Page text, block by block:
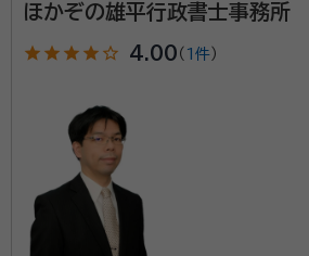
アーリークロス副代表、税理士、行政書士
続したい。でもどこに相談したら良
産分割で揉めないかな... 税務調査
配... 相続税の申告はとても専門性が高く、通常の会計
事務所では申告自体をあまり取り扱っ
たちは相続に関するご相談は年間
資格等： 行政書士、税理士、宅建士、FP
ほかぞの雄平行政書士事務所
star star star star star_outline 4.00 （ 1件 ）